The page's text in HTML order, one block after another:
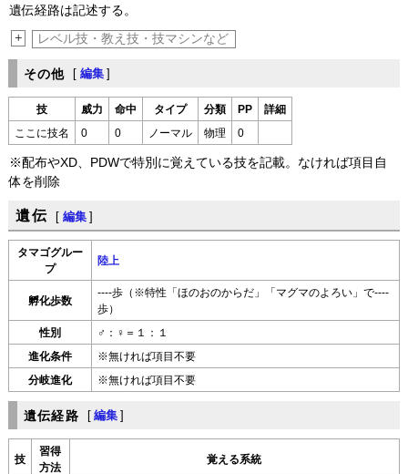
遺伝経路は記述する。
+ レベル技・教え技・技マシンなど
その他 [ 編集 ]
技 威力 命中 タイプ 分類 PP 詳細
ここに技名 0 0 ノーマル 物理 0
※配布やXD、PDWで特別に覚えている技を記載。なければ項目自
体を削除
遺伝 [ 編集 ]
タマゴグルー
プ
陸上
孵化歩数
----歩（※特性「ほのおのからだ」「マグマのよろい」で----
歩）
性別 ♂：♀＝１：１
進化条件 ※無ければ項目不要
分岐進化 ※無ければ項目不要
遺伝経路 [ 編集 ]
技
習得
方法
覚える系統